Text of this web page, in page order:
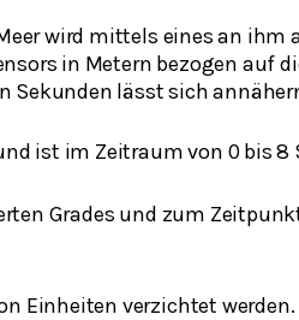
wird mittels eines an ihm
in Metern bezogen auf
Sekunden lässt sich
ist im Zeitraum von 0 bis 8
Grades und zum
Einheiten verzichtet werden.